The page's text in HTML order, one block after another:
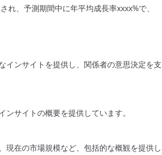
、予測期間中に年平均成長率xxxx%で、
インサイトを提供し、関係者の意思決定を支
サイトの概要を提供しています。
現在の市場規模など、包括的な概観を提供し